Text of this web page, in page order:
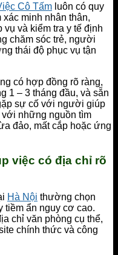
Cô Tấm luôn có quy
minh nhân thân,
vụ và kiểm tra y tế định
chăm sóc trẻ, người
thái độ phục vụ tận
có hợp đồng rõ ràng,
1 – 3 tháng đầu, và sẵn
sự cố với người giúp
những nguồn tìm
đảo, mất cắp hoặc ứng
việc có địa chỉ rõ
Hà Nội thường chọn
tiềm ẩn nguy cơ cao.
chỉ văn phòng cụ thể,
chính thức và công